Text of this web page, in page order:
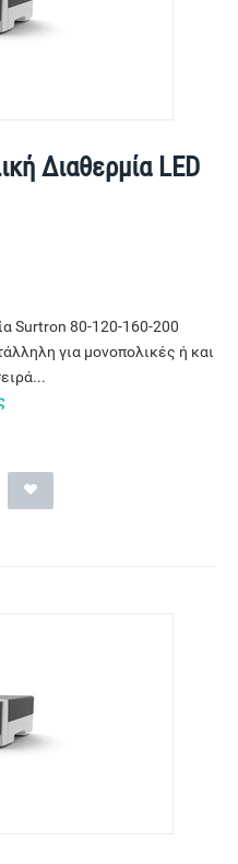
Διαθερμία LED
Surtron 80-120-160-200
για μονοπολικές ή και